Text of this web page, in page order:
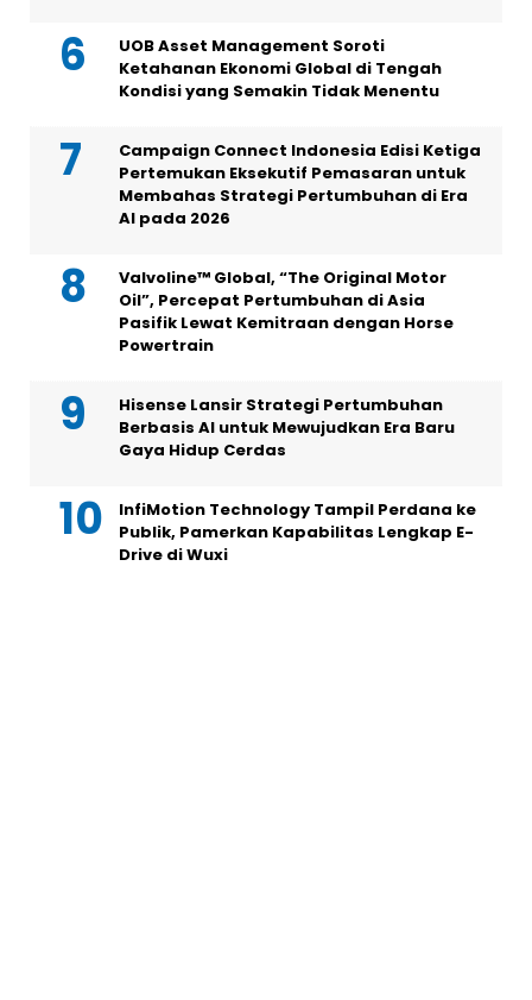
UOB Asset Management Soroti
Ketahanan Ekonomi Global di Tengah
Kondisi yang Semakin Tidak Menentu
Campaign Connect Indonesia Edisi Ketiga
Pertemukan Eksekutif Pemasaran untuk
Membahas Strategi Pertumbuhan di Era
AI pada 2026
Valvoline™ Global, “The Original Motor
Oil”, Percepat Pertumbuhan di Asia
Pasifik Lewat Kemitraan dengan Horse
Powertrain
Hisense Lansir Strategi Pertumbuhan
Berbasis AI untuk Mewujudkan Era Baru
Gaya Hidup Cerdas
InfiMotion Technology Tampil Perdana ke
Publik, Pamerkan Kapabilitas Lengkap E-
Drive di Wuxi